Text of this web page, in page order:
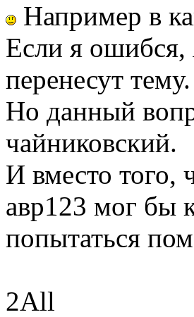
Например в
Если я ошибся,
перенесут тему.
Но данный
чайниковский.
И вместо того,
авр123 мог бы
попытаться
2All